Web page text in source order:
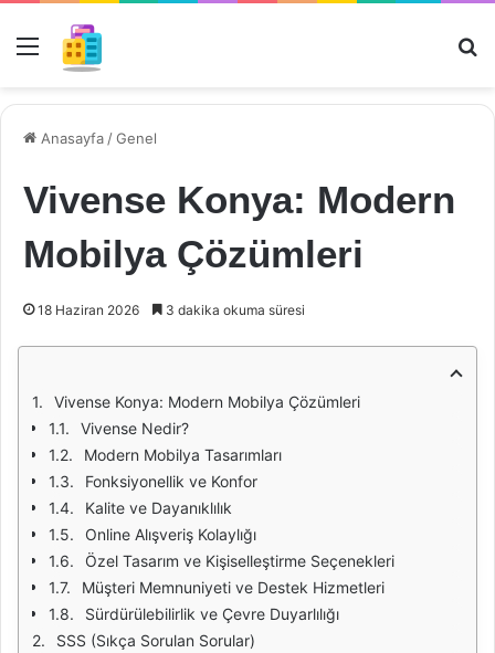
Menü
Anasayfa /Genel
Vivense Konya: Modern
Mobilya Çözümleri
18 Haziran 2026 3 dakika okuma süresi
Vivense Konya: Modern Mobilya Çözümleri
Vivense Nedir?
Modern Mobilya Tasarımları
Fonksiyonellik ve Konfor
Kalite ve Dayanıklılık
Online Alışveriş Kolaylığı
Özel Tasarım ve Kişiselleştirme Seçenekleri
Müşteri Memnuniyeti ve Destek Hizmetleri
Sürdürülebilirlik ve Çevre Duyarlılığı
SSS (Sıkça Sorulan Sorular)